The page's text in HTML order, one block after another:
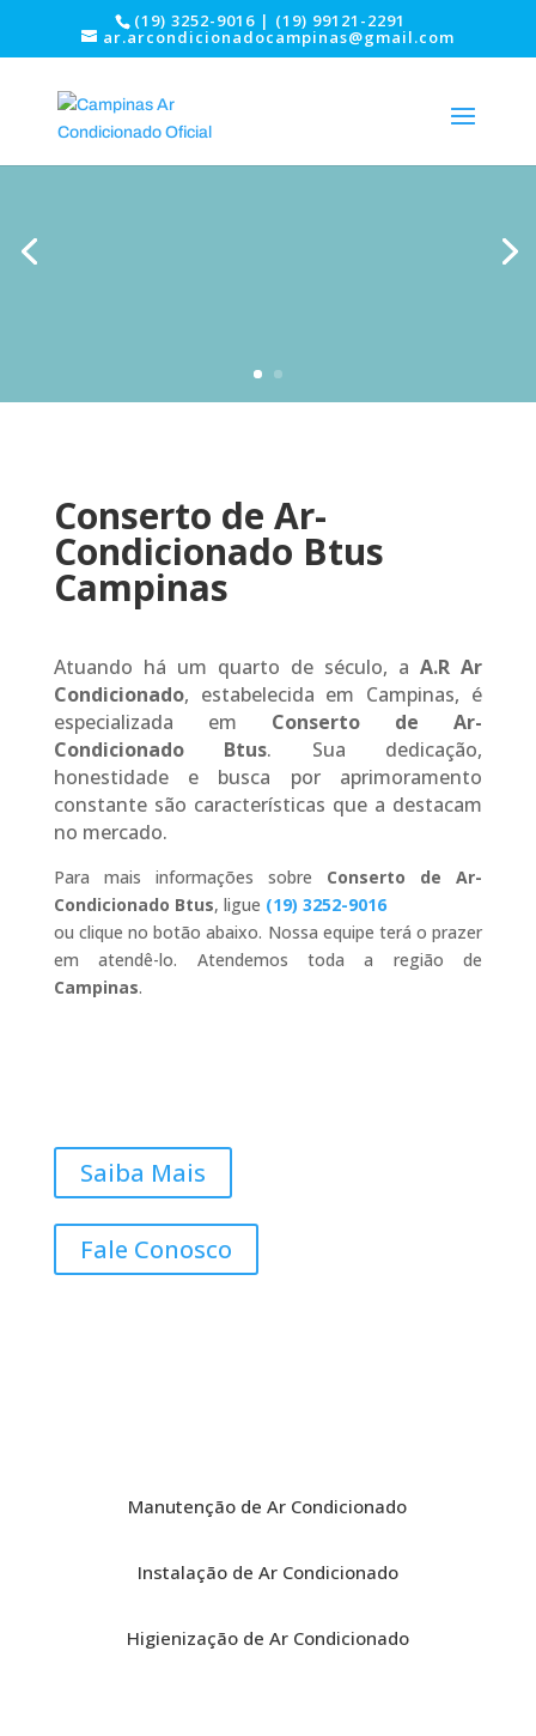
(19) 3252-9016 | (19) 99121-2291
ar.arcondicionadocampinas@gmail.com
Conserto de Ar-
Condicionado Btus
Campinas
Atuando há um quarto de século, aA.R Ar
Condicionado, estabelecida em Campinas, é
especializada em Conserto de Ar-
Condicionado Btus. Sua dedicação,
honestidade e busca por aprimoramento
constante são características que a destacam
no mercado.
Para mais informações sobre Conserto de Ar-
Condicionado Btus, ligue (19) 3252-9016
ou clique no botão abaixo. Nossa equipe terá o prazer
em atendê-lo. Atendemos toda a região de
Campinas.
Saiba Mais
Fale Conosco
Manutenção de Ar Condicionado
Instalação de Ar Condicionado
Higienização de Ar Condicionado